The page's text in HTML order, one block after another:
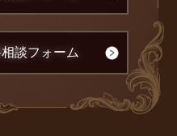
相談フォーム